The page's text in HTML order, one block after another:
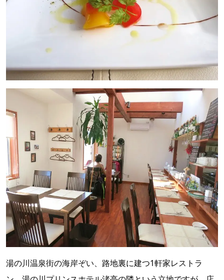
湯の川温泉街の海岸ぞい、路地裏に建つ1軒家レストラ